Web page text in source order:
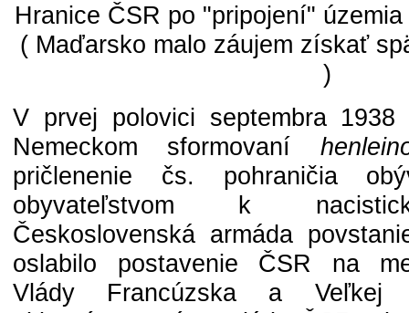
Hranice ČSR po "pripojení"
( Maďarsko malo záujem získať
)
V prvej polovici septembra 1938
Nemeckom sformovaní
pričlenenie čs. pohraničia
obyvateľstvom k
Československá armáda
oslabilo postavenie ČSR na
Vlády Francúzska a Veľkej